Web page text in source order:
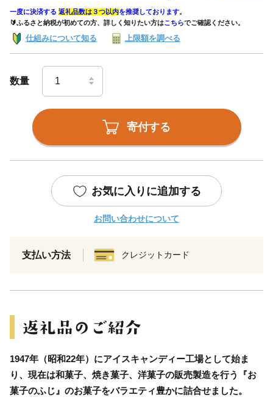
一度に決済する 返礼品数は３つ以内を推奨しております。
🔰ふるさと納税が初めての方、詳しく知りたい方はこちらでご確認ください。
仕組みについて知る 上限額を調べる
数量
寄付する
お気に入りに追加する
お問い合わせについて
支払い方法 クレジットカード
1947年（昭和22年）にアイスキャンディー工場として始ま
り、現在は和菓子、焼き菓子、洋菓子の販売製造を行う『お
菓子のふじ』のお菓子をバラエティ豊かに詰合せました。